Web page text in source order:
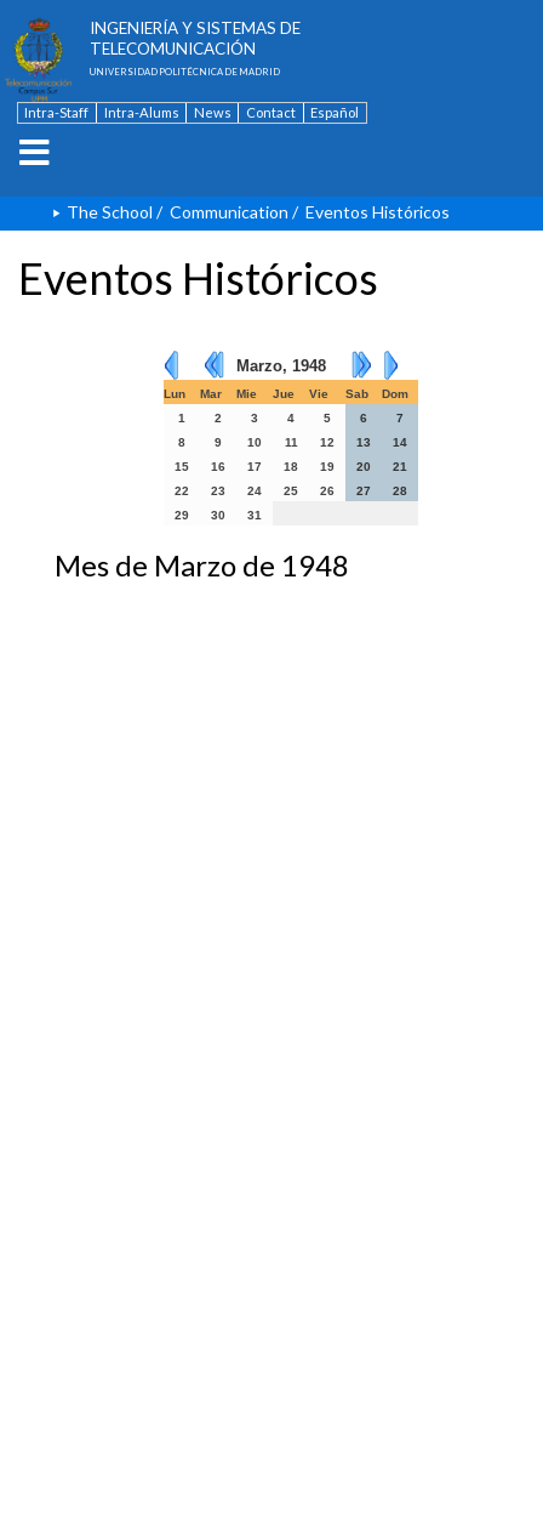
INGENIERÍA Y SISTEMAS DE
TELECOMUNICACIÓN
UNIVERSIDAD POLITÉCNICA DE MADRID
Intra-Staff Intra-Alums News Contact Español
The School / Communication / Eventos Históricos
Eventos Históricos
Marzo, 1948
Lun Mar Mie Jue Vie Sab
Dom
1
2 3 4 5 6
7
8
9 10 11 12 13
14
15
16 17 18 19 20
21
22
23 24 25 26 27
28
29
30 31
Mes de Marzo de 1948